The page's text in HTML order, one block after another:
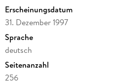
Erscheinungsdatum
31. Dezember 1997
Sprache
deutsch
Seitenanzahl
256